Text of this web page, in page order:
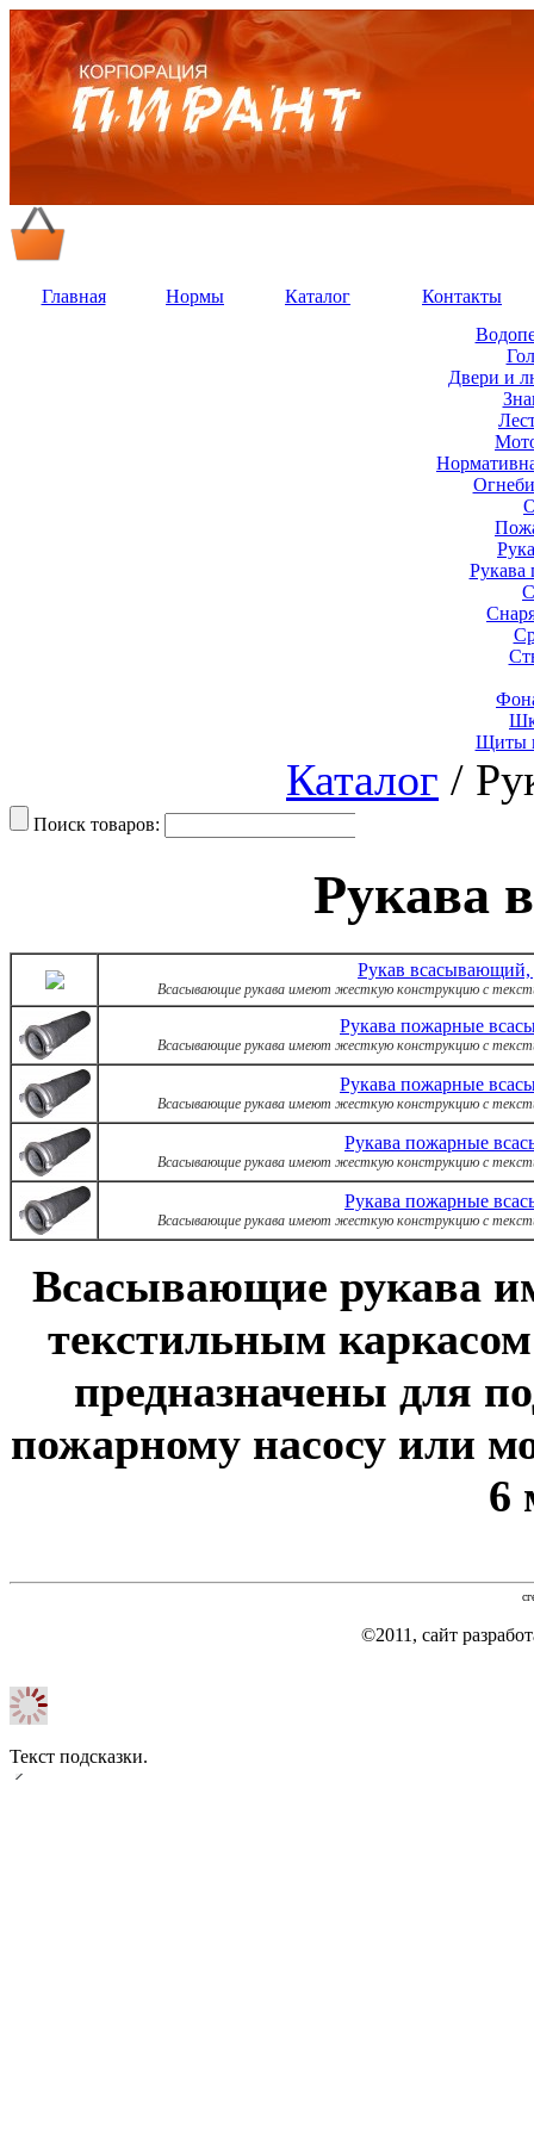
Главная Нормы Каталог
Контакты
Двери и
Рукава
Щиты
Каталог /
Поиск товаров:
Рукава
Рукав
Всасывающие рукава имеют жесткую конструкцию с
Рукава пожарные
Всасывающие рукава имеют жесткую конструкцию с
Рукава пожарные
Всасывающие рукава имеют жесткую конструкцию с
Рукава пожарные
Всасывающие рукава имеют жесткую конструкцию с
Рукава пожарные
Всасывающие рукава имеют жесткую конструкцию с
Всасывающие рукава
текстильным
предназначены для
пожарному насосу или
6
©2011, сайт
Текст подсказки.